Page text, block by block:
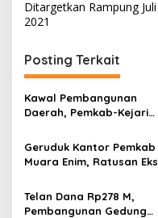
v
i
g
a
s
i
p
o
s
Ditargetkan Rampung Juli
2021
Posting Terkait
Kawal Pembangunan
Daerah, Pemkab-Kejari
Pendampingan Hukum
Geruduk Kantor Pemkab
Muara Enim, Ratusan Eks
Perusahaan Lunasi Hak
Pekerja
Telan Dana Rp278 M,
Pembangunan Gedung